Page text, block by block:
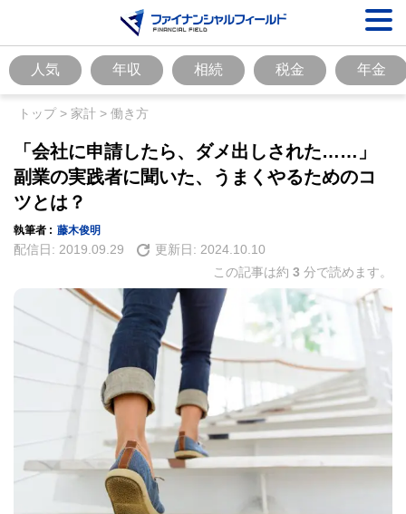
人気 年収 相続 税金 年金
トップ> 家計 > 働き方
「会社に申請したら、ダメ出しされた……」
副業の実践者に聞いた、うまくやるためのコ
ツとは？
執筆者 : 藤木俊明
配信日: 2019.09.29 更新日: 2024.10.10
この記事は約 3 分で読めます。